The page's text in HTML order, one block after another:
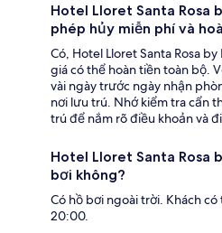
Hotel Lloret Santa Rosa
phép hủy miễn phí và
Có, Hotel Lloret Santa Rosa
giá có thể hoàn tiền toàn bộ.
vài ngày trước ngày nhận
nơi lưu trú. Nhớ kiểm tra cẩn
trú để nắm rõ điều khoản và
Hotel Lloret Santa Rosa
bơi không?
Có hồ bơi ngoài trời. Khách
20:00.